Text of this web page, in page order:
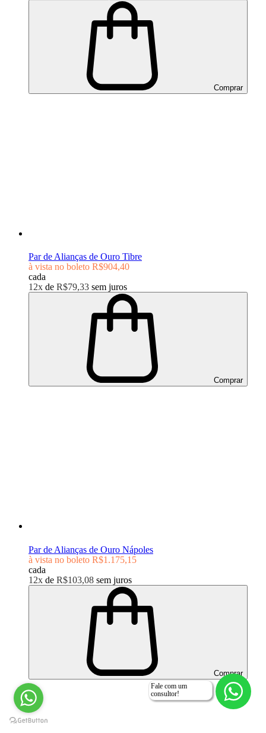
Fale com um
consultor!
Comprar
Par de Alianças de Ouro Tibre
à vista no boleto R$904,40
cada
12x de R$79,33 sem juros
Comprar
Par de Alianças de Ouro Nápoles
à vista no boleto R$1.175,15
cada
12x de R$103,08 sem juros
Comprar